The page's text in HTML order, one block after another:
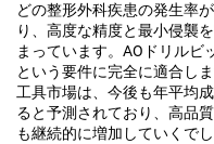
どの整形外科疾患の発生率
り、高度な精度と最小侵襲
まっています。AOドリルビ
という要件に完全に適合し
工具市場は、今後も年平均
ると予測されており、高品
も継続的に増加していくで